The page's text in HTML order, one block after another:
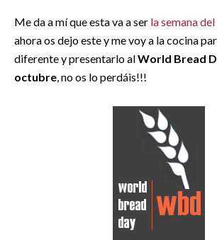
Me da a mí que esta va a ser la semana
ahora os dejo este y me voy a la cocina
diferente y presentarlo alWorld Bread
octubre, no os lo perdáis!!!